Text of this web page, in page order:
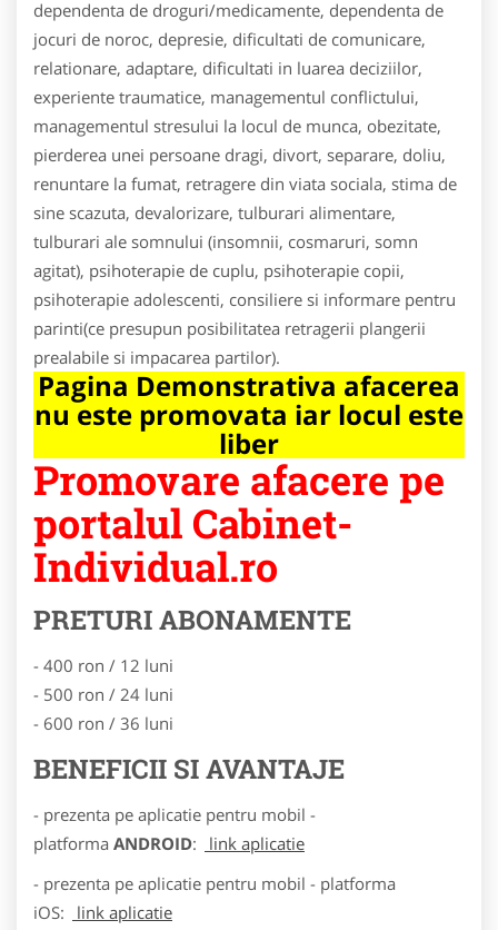
dependenta de droguri/medicamente, dependenta de
jocuri de noroc, depresie, dificultati de comunicare,
relationare, adaptare, dificultati in luarea deciziilor,
experiente traumatice, managementul conflictului,
managementul stresului la locul de munca, obezitate,
pierderea unei persoane dragi, divort, separare, doliu,
renuntare la fumat, retragere din viata sociala, stima de
sine scazuta, devalorizare, tulburari alimentare,
tulburari ale somnului (insomnii, cosmaruri, somn
agitat), psihoterapie de cuplu, psihoterapie copii,
psihoterapie adolescenti, consiliere si informare pentru
parinti(ce presupun posibilitatea retragerii plangerii
prealabile si impacarea partilor).
Pagina Demonstrativa afacerea
nu este promovata iar locul este
liber
Promovare afacere pe
portalul Cabinet-
Individual.ro
PRETURI ABONAMENTE
- 400 ron / 12 luni
- 500 ron / 24 luni
- 600 ron / 36 luni
BENEFICII SI AVANTAJE
- prezenta pe aplicatie pentru mobil -
platforma ANDROID:
link aplicatie
- prezenta pe aplicatie pentru mobil - platforma
iOS:
link aplicatie